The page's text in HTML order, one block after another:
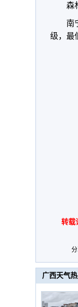
森
南
级，最
转载
分
广西天气